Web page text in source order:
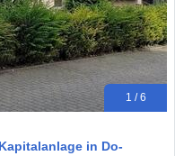
1 / 6
in Do-